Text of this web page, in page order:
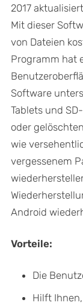
2017
Mit dieser
von Dateien
Programm hat
Software
Tablets und
oder
wie
vergessenem
Android
Vorteile:
Die
Hilft